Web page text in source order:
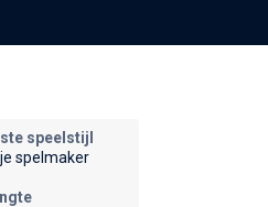
speelstijl
spelmaker